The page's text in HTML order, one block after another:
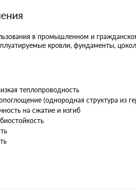
в промышленном и
кровли, фундаменты,
теплопроводность
(однородная структура из
на сжатие и изгиб